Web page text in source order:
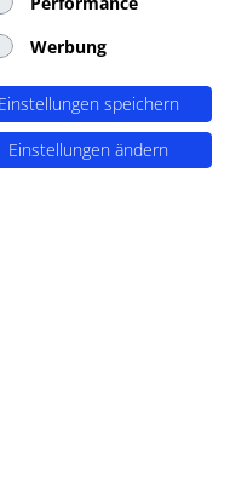
Werbung
Einstellungen speichern
Einstellungen ändern